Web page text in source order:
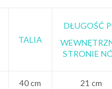
TALIA
DŁUGOŚĆ
STRONIE
40 cm 21 cm